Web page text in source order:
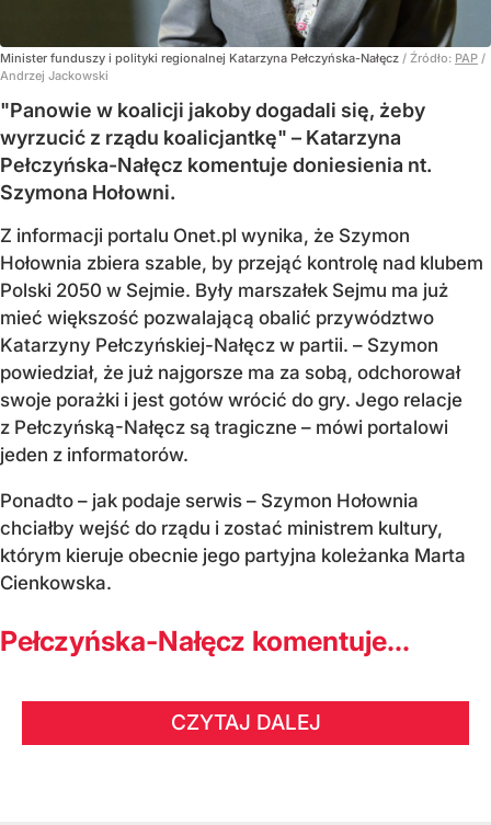
Minister funduszy i polityki regionalnej Katarzyna Pełczyńska-Nałęcz / Źródło: PAP /
Andrzej Jackowski
"Panowie w koalicji jakoby dogadali się, żeby
wyrzucić z rządu koalicjantkę" – Katarzyna
Pełczyńska-Nałęcz komentuje doniesienia nt.
Szymona Hołowni.
Z informacji portalu Onet.pl wynika, że Szymon
Hołownia zbiera szable, by przejąć kontrolę nad klubem
Polski 2050 w Sejmie. Były marszałek Sejmu ma już
mieć większość pozwalającą obalić przywództwo
Katarzyny Pełczyńskiej-Nałęcz w partii. – Szymon
powiedział, że już najgorsze ma za sobą, odchorował
swoje porażki i jest gotów wrócić do gry. Jego relacje
z Pełczyńską-Nałęcz są tragiczne – mówi portalowi
jeden z informatorów.
Ponadto – jak podaje serwis – Szymon Hołownia
chciałby wejść do rządu i zostać ministrem kultury,
którym kieruje obecnie jego partyjna koleżanka Marta
Cienkowska.
Pełczyńska-Nałęcz komentuje...
CZYTAJ DALEJ